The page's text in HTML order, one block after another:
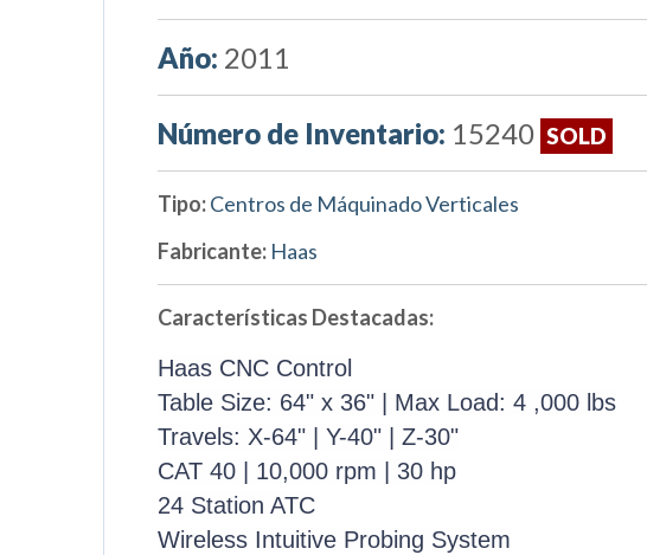
Año: 2011
Número de Inventario: 15240 SOLD
Tipo:Centros de Máquinado Verticales
Fabricante: Haas
Características Destacadas:
Haas CNC Control
Table Size: 64" x 36" | Max Load: 4 ,000 lbs
Travels: X-64" | Y-40" | Z-30"
CAT 40 | 10,000 rpm | 30 hp
24 Station ATC
Wireless Intuitive Probing System